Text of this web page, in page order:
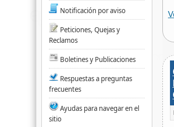
Notificación por aviso
Peticiones, Quejas y
Reclamos
Boletines y Publicaciones
Respuestas a preguntas
frecuentes
Ayudas para navegar en el
sitio